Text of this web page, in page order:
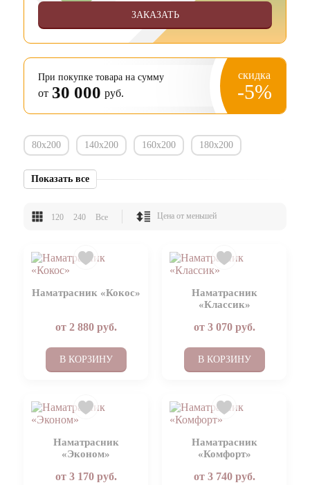
ЗАКАЗАТЬ
При покупке товара на сумму
от 30 000 руб.
скидка
-5%
80х200 140х200 160х200 180х200
Показать все
120 240 Все
Наматрасник «Кокос»
от 2 880руб.
В КОРЗИНУ
Наматрасник
«Классик»
от 3 070руб.
В КОРЗИНУ
Наматрасник
«Эконом»
от 3 170руб.
Наматрасник
«Комфорт»
от 3 740руб.